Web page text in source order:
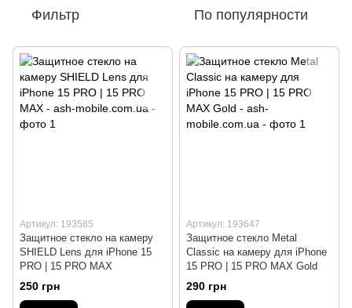
Фильтр По популярности
Артикул: 193585
Защитное стекло на камеру
SHIELD Lens для iPhone 15
PRO | 15 PRO MAX
250 грн
Артикул: 193647
Защитное стекло Metal
Classic на камеру для iPhone
15 PRO | 15 PRO MAX Gold
290 грн